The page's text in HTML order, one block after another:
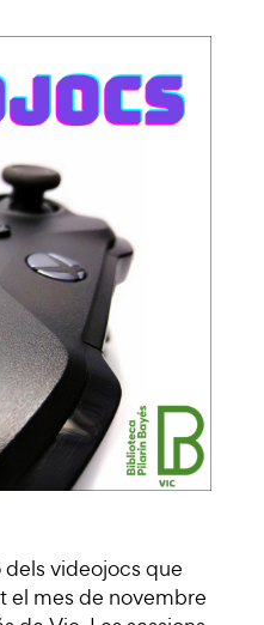
videojocs que
el mes de novembre